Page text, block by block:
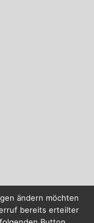
ändern möchten
bereits erteilter